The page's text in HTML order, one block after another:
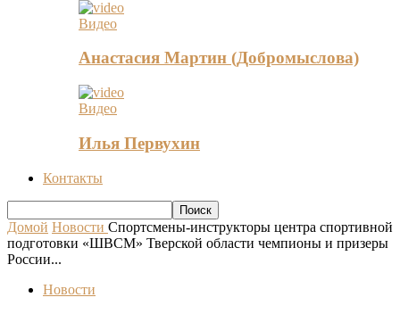
Видео
Анастасия Мартин (Добромыслова)
Видео
Илья Первухин
Контакты
Домой Новости Спортсмены-инструкторы центра спортивной
подготовки «ШВСМ» Тверской области чемпионы и призеры
России...
Новости